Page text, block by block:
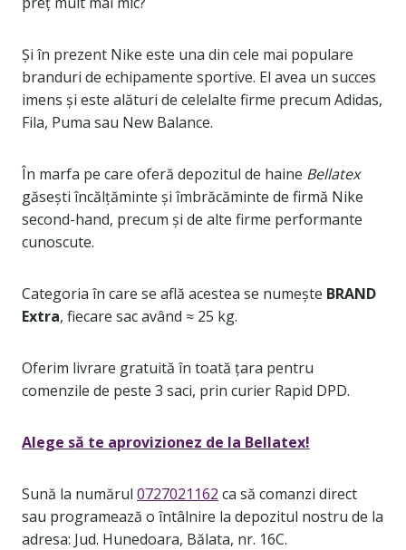
Și în prezent Nike este una din cele mai populare
branduri de echipamente sportive. El avea un succes
imens și este alături de celelalte firme precum Adidas,
Fila, Puma sau New Balance.
În marfa pe care oferă depozitul de haine Bellatex
găsești încălțăminte și îmbrăcăminte de firmă Nike
second-hand, precum și de alte firme performante
cunoscute.
Categoria în care se află acestea se numește BRAND
Extra, fiecare sac având ≈ 25 kg.
Oferim livrare gratuită în toată țara pentru
comenzile de peste 3 saci, prin curier Rapid DPD.
Alege să te aprovizionez de la Bellatex!
Sună la numărul 0727021162 ca să comanzi direct
sau programează o întâlnire la depozitul nostru de la
adresa: Jud. Hunedoara, Bălata, nr. 16C.